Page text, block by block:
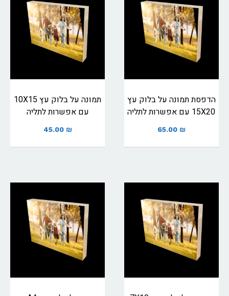
הדפסת תמונה על בלוק עץ
15X20 עם אפשרות לתליה
65.00 ₪
תמונה על בלוק עץ 10X15
עם אפשרות לתליה
45.00 ₪